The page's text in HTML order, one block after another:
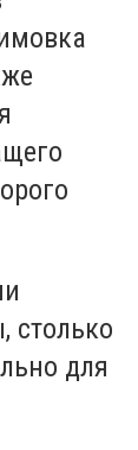
столько
для